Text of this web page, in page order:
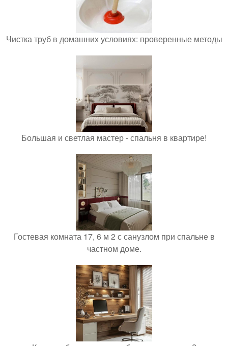
Чистка труб в домашних условиях: проверенные методы
Большая и светлая мастер - спальня в квартире!
Гостевая комната 17, 6 м 2 с санузлом при спальне в
частном доме.